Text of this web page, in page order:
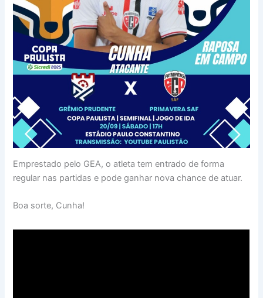
Emprestado pelo GEA, o atleta tem entrado de forma
regular nas partidas e pode ganhar nova chance de atuar.
Boa sorte, Cunha!